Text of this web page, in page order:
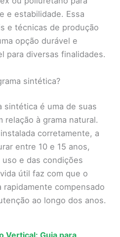
e estabilidade. Essa
e técnicas de produção
opção durável e
para diversas finalidades.
sintética?
sintética é uma de suas
relação à grama natural.
corretamente, a
entre 10 e 15 anos,
e das condições
útil faz com que o
compensado
ao longo dos anos.
Vertical: Guia para